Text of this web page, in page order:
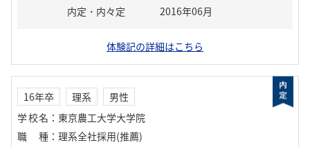
内定・内々定
2016年06月
体験記の詳細はこちら
16年卒 理系
男性
学校名 ： 東京農工大学大学院
職種 ： 理系全社採用(推薦)